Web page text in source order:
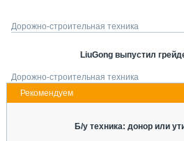
О ПРОЕКТЕ
Дорожно-строительная техника
LiuGong выпустил
Дорожно-строительная техника
Б/у техника: донор или